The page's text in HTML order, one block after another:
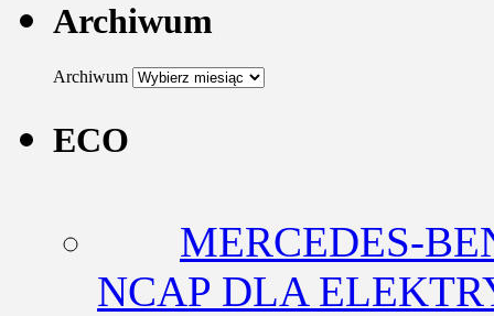
Archiwum
Archiwum
ECO
MERCEDES-
NCAP DLA